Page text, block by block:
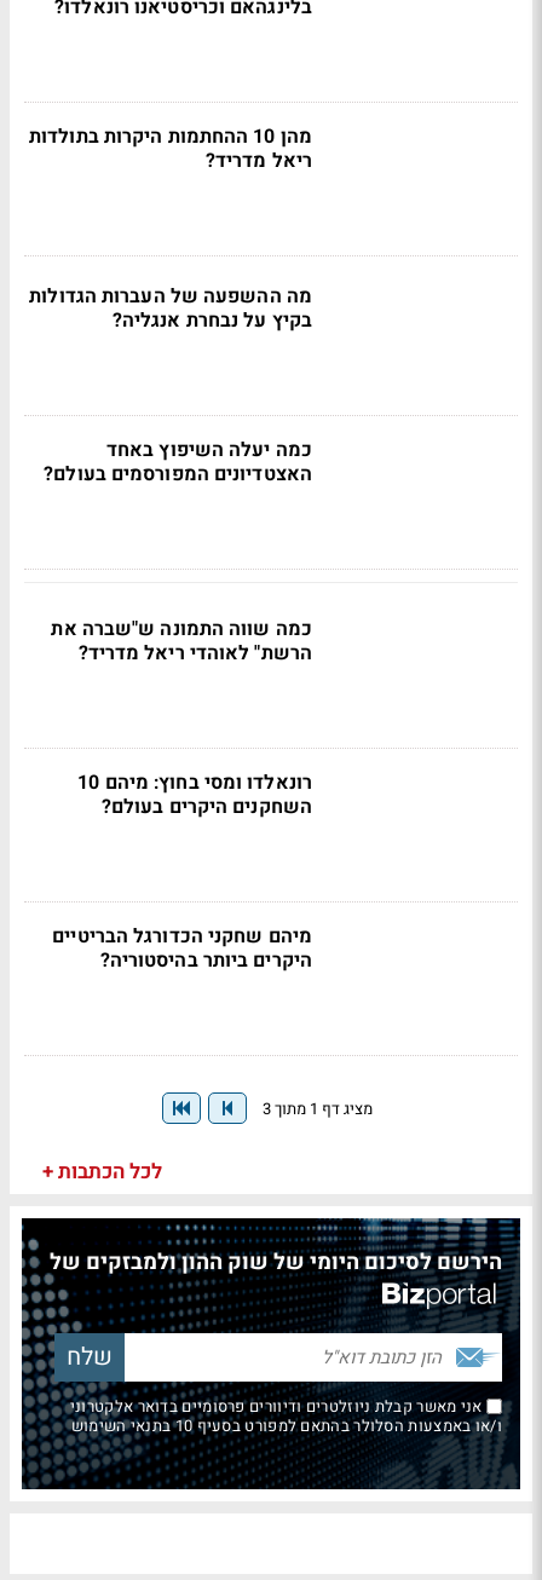
בלינגהאם וכריסטיאנו רונאלדו?
מהן 10 ההחתמות היקרות בתולדות
ריאל מדריד?
מה ההשפעה של העברות הגדולות
בקיץ על נבחרת אנגליה?
כמה יעלה השיפוץ באחד
האצטדיונים המפורסמים בעולם?
כמה שווה התמונה ש"שברה את
הרשת" לאוהדי ריאל מדריד?
רונאלדו ומסי בחוץ: מיהם 10
השחקנים היקרים בעולם?
מיהם שחקני הכדורגל הבריטיים
היקרים ביותר בהיסטוריה?
מציג דף 1 מתוך 3
לכל הכתבות +
הירשם לסיכום היומי של שוק ההון ולמבזקים של
אני מאשר קבלת ניוזלטרים ודיוורים פרסומיים בדואר אלקטרוני
ו/או באמצעות הסלולר בהתאם למפורט בסעיף 10 בתנאי השימוש